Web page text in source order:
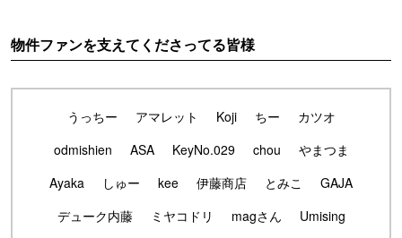
物件ファンを支えてくださってる皆様
うっちー アマレット Koji ちー
カツオ
odmishien
ASA KeyNo.029 chou
やまつま
Ayaka
しゅー kee 伊藤商店 とみこ
GAJA
デューク内藤
ミヤコドリ magさん
Umising